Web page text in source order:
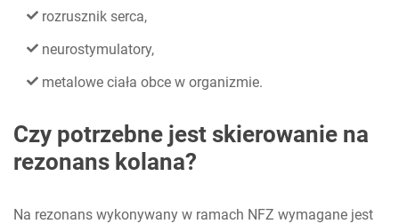
rozrusznik serca,
neurostymulatory,
metalowe ciała obce w organizmie.
Czy potrzebne jest skierowanie na
rezonans kolana?
Na rezonans wykonywany w ramach NFZ wymagane jest